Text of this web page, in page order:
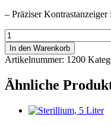
– Präziser
Steri-
Rolle,
250
mm
breit
x
In den Warenkorb
Artikelnummer: 1200
Ähnliche